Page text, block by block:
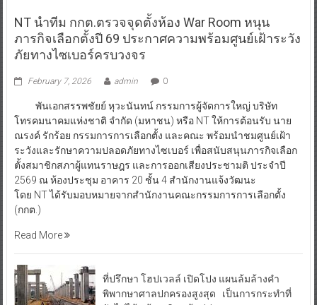
NT นำทีม กกต.ตรวจจุดตั้งห้อง War Room หนุน
ภารกิจเลือกตั้งปี 69 ประกาศความพร้อมศูนย์เฝ้าระวัง
ภัยทางไซเบอร์ครบวงจร
February 7, 2026 admin 0
พันเอกสรรพชัยย์ หุวะนันทน์ กรรมการผู้จัดการใหญ่ บริษัท
โทรคมนาคมแห่งชาติ จำกัด (มหาชน) หรือ NT ให้การต้อนรับ นาย
ณรงค์ รักร้อย กรรมการการเลือกตั้ง และคณะ พร้อมนำชมศูนย์เฝ้า
ระวังและรักษาความปลอดภัยทางไซเบอร์ เพื่อสนับสนุนภารกิจเลือก
ตั้งสมาชิกสภาผู้แทนราษฎร และการออกเสียงประชามติ ประจำปี
2569 ณ ห้องประชุม อาคาร 20 ชั้น 4 สำนักงานแจ้งวัฒนะ
โดย NT ได้รับมอบหมายจากสำนักงานคณะกรรมการการเลือกตั้ง
(กกต.)
Read More
ที่ปรึกษา โฮปเวลล์ เปิดโปง แผนล้มล้างคำ
พิพากษาศาลปกครองสูงสุด เป็นการกระทำที่